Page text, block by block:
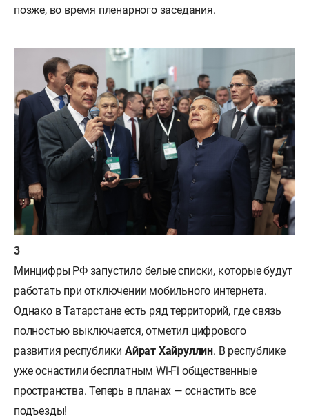
позже, во время пленарного заседания.
Минцифры РФ запустило белые списки, которые будут
работать при отключении мобильного интернета.
Однако в Татарстане есть ряд территорий, где связь
полностью выключается, отметил цифрового
развития республикиАйрат Хайруллин. В республике
уже оснастили бесплатным Wi-Fi общественные
пространства. Теперь в планах — оснастить все
подъезды!